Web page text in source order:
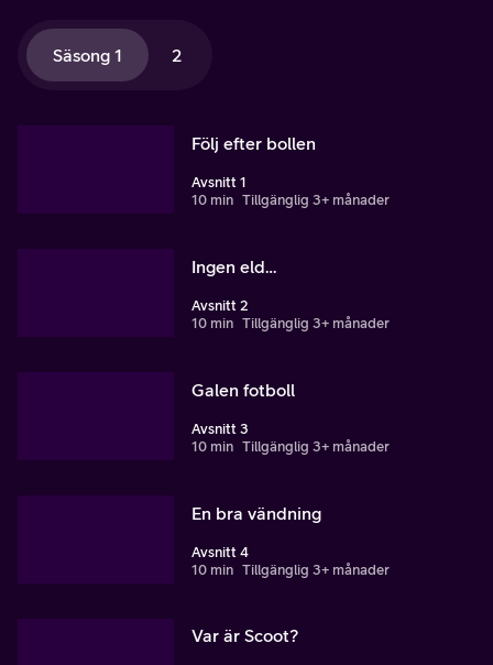
Säsong 1 2
Följ efter bollen
Avsnitt 1
10 min Tillgänglig 3+ månader
Ingen eld…
Avsnitt 2
10 min Tillgänglig 3+ månader
Galen fotboll
Avsnitt 3
10 min Tillgänglig 3+ månader
En bra vändning
Avsnitt 4
10 min Tillgänglig 3+ månader
Var är Scoot?